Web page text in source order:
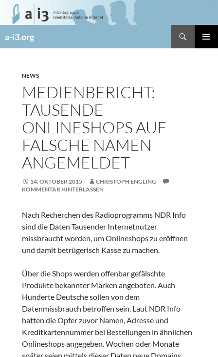
Zum
Inhalt
a-i3.org
NEWS
MEDIENBERICHT:
TAUSENDE
ONLINESHOPS AUF
FALSCHE NAMEN
ANGEMELDET
14. OKTOBER 2015
CHRISTOPH ENGLING
KOMMENTAR HINTERLASSEN
Nach Recherchen des Radioprogramms NDR Info
sind die Daten Tausender Internetnutzer
missbraucht worden, um Onlineshops zu eröffnen
und damit betrügerisch Kasse zu machen.
Über die Shops werden offenbar gefälschte
Produkte bekannter Marken angeboten. Auch
Hunderte Deutsche sollen von dem
Datenmissbrauch betroffen sein. Laut NDR Info
hatten die Opfer zuvor Namen, Adresse und
Kreditkartennummer bei Bestellungen in ähnlichen
Onlineshops angegeben. Wochen oder Monate